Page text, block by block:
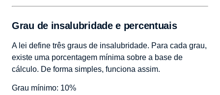
Grau de insalubridade e percentuais
A lei define três graus de insalubridade. Para cada grau,
existe uma porcentagem mínima sobre a base de
cálculo. De forma simples, funciona assim.
Grau mínimo: 10%